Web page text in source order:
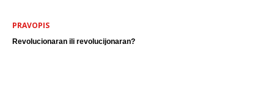
PRAVOPIS
Revolucionaran ili revolucijonaran?